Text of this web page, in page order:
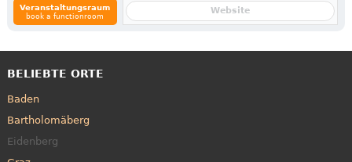
Veranstaltungsraum
book a functionroom
Website
BELIEBTE ORTE
Baden
Bartholomäberg
Eidenberg